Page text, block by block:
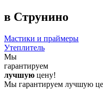
в Струнино
Мастики и праймеры
Утеплитель
Мы
гарантируем
лучшую цену!
Мы гарантируем лучшую